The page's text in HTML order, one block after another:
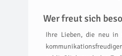
Wer freut sich
Ihre Lieben, die neu in